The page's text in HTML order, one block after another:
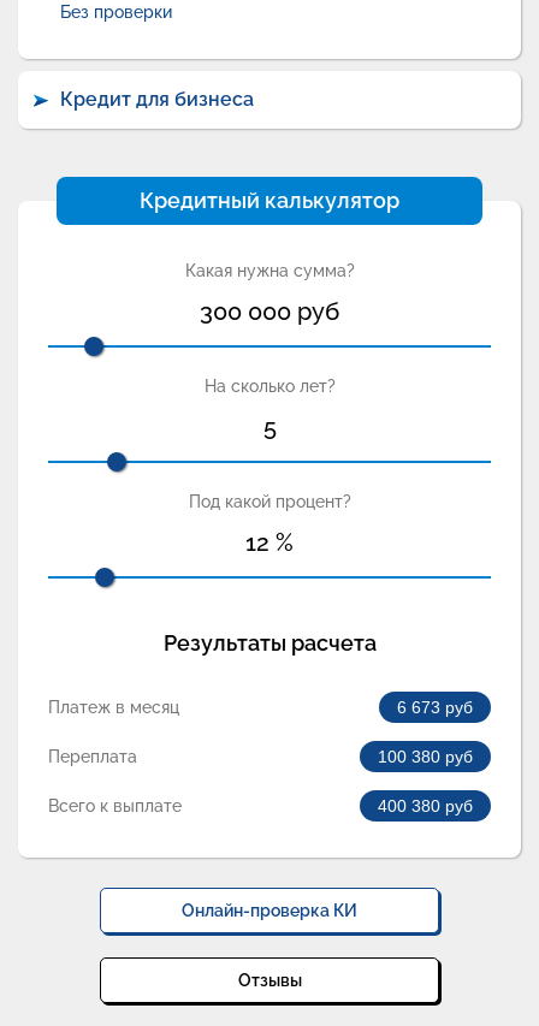
Без проверки
Кредит для бизнеса
Кредитный калькулятор
Какая нужна сумма?
300 000 руб
На сколько лет?
5
Под какой процент?
12 %
Результаты расчета
Платеж в месяц 6 673 руб
Переплата 100 380 руб
Всего к выплате 400 380 руб
Онлайн-проверка КИ
Отзывы